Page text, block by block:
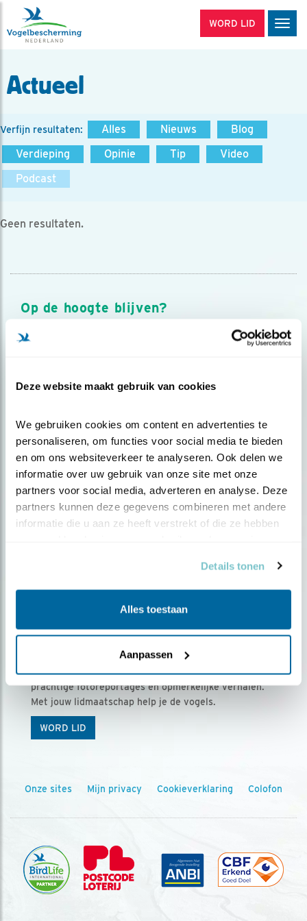
Deze website maakt gebruik van cookies
We gebruiken cookies om content en advertenties te
personaliseren, om functies voor social media te bieden
en om ons websiteverkeer te analyseren. Ook delen we
informatie over uw gebruik van onze site met onze
partners voor social media, adverteren en analyse. Deze
partners kunnen deze gegevens combineren met andere
informatie die u aan ze heeft verstrekt of die ze hebben
Details tonen
Alles toestaan
Aanpassen
WORD LID
Actueel
Verfijn resultaten: Alles Nieuws
Blog
Verdieping
Opinie Tip
Video
Podcast
Geen resultaten.
Op de hoogte blijven?
Meld je aan en ontvang nieuws, inspiratie, acties en tips
over vogels en activiteiten van Vogelbescherming.
Ontvang 5 x Vogels voor € 36,00 per jaar
Vogels is het tijdschrift voor onze leden, met
prachtige fotoreportages en opmerkelijke verhalen.
Met jouw lidmaatschap help je de vogels.
WORD LID
Onze sites Mijn privacy Cookieverklaring Colofon